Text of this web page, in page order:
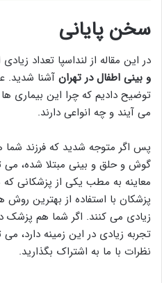
سخن پایانی
در این مقاله از لنداسپا تعداد زیادی
و بینی اطفال در تهران آشنا شدید.
توضیح دادیم که چرا این بیماری
می آیند و چه انواعی دارند.
پس اگر متوجه شدید که فرزند
گوش و حلق و بینی مبتلا شده، می
معاینه به مطب یکی از پزشکانی که
پزشکان با استفاده از بهترین
زیادی می کنند. اگر شما هم
تجربه زیادی در این زمینه دارد،
نظرات با ما به اشتراک بگذارید.